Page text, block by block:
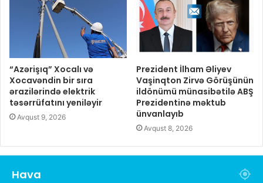
“Azərişıq” Xocalı və
Xocavəndin bir sıra
ərazilərində elektrik
təsərrüfatını yeniləyir
Avqust 9, 2026
Prezident İlham Əliyev
Vaşinqton Zirvə Görüşünün
ildönümü münasibətilə ABŞ
Prezidentinə məktub
ünvanlayıb
Avqust 8, 2026
Hava